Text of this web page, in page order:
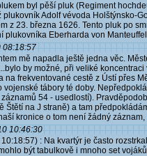
byl pěší pluk (Regiment
Adolf vévoda Holštýnsko-
z 23. března 1626. Tento pluk po
plukovníka Eberharda von
08:18:57
mě napadla ještě jedna věc.
by možné, při veliké
na frekventované cestě z Ústí přes
vojenské tábory té doby.
54 - usedlostí).
Štětí na J straně) a tam
kronice o tom není žádný
10:46:30
: Na kvartýr je často
být tabulkově i mnoho set